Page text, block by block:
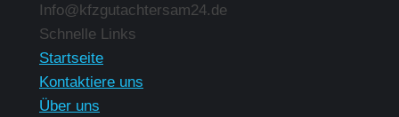
Info@kfzgutachtersam24.de
Finden Sie uns auf:
Schnelle Links
Startseite
Kontaktiere uns
Über uns